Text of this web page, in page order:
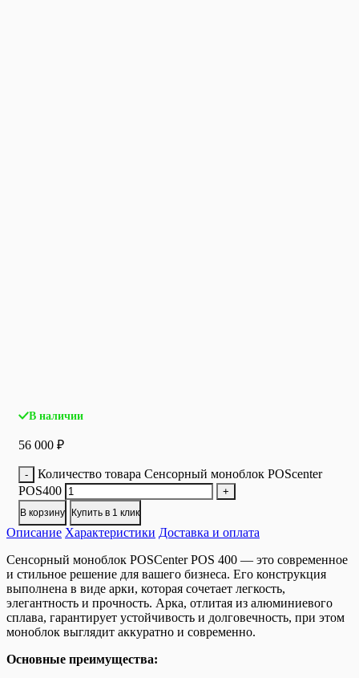
В наличии
56 000 ₽
-
Количество товара Сенсорный моноблок POScenter
POS400
+
В корзину Купить в 1 клик
Описание Характеристики Доставка и оплата
Сенсорный моноблок POSCenter POS 400 — это современное
и стильное решение для вашего бизнеса. Его конструкция
выполнена в виде арки, которая сочетает легкость,
элегантность и прочность. Арка, отлитая из алюминиевого
сплава, гарантирует устойчивость и долговечность, при этом
моноблок выглядит аккуратно и современно.
Основные преимущества: